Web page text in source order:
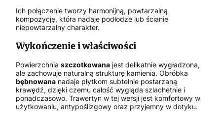
Ich połączenie tworzy harmonijną, powtarzalną
kompozycję, która nadaje podłodze lub ścianie
niepowtarzalny charakter.
Wykończenie i właściwości
Powierzchnia szczotkowana jest delikatnie wygładzona,
ale zachowuje naturalną strukturę kamienia. Obróbka
bębnowana nadaje płytkom subtelnie postarzaną
krawędź, dzięki czemu całość wygląda szlachetnie i
ponadczasowo. Trawertyn w tej wersji jest komfortowy w
użytkowaniu, antypoślizgowy oraz przyjemny w dotyku.